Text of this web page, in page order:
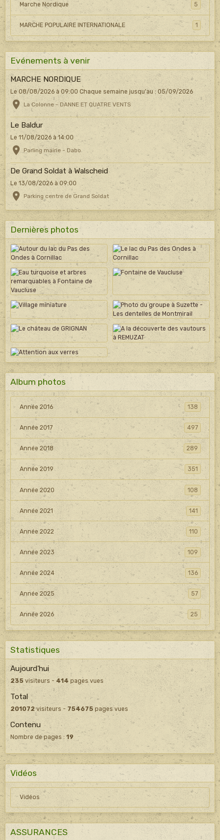
Marche Nordique 5
MARCHE POPULAIRE INTERNATIONALE 1
Evénements à venir
MARCHE NORDIQUE
Le 08/08/2026 à 09:00 Chaque semaine jusqu'au : 05/09/2026
La Colonne - DANNE ET QUATRE VENTS
Le Baldur
Le 11/08/2026 à 14:00
Parling mairie - Dabo
De Grand Soldat à Walscheid
Le 13/08/2026 à 09:00
Parking centre de Grand Soldat
Dernières photos
Album photos
Année 2016 138
Année 2017 497
Année 2018 289
Année 2019 351
Année 2020 108
Année 2021 141
Année 2022 110
Année 2023 109
Année 2024 136
Année 2025 57
Année 2026 25
Statistiques
Aujourd'hui
235 visiteurs - 414 pages vues
Total
201072visiteurs -754675pages vues
Contenu
Nombre de pages : 19
Vidéos
Vidéos
ASSURANCES